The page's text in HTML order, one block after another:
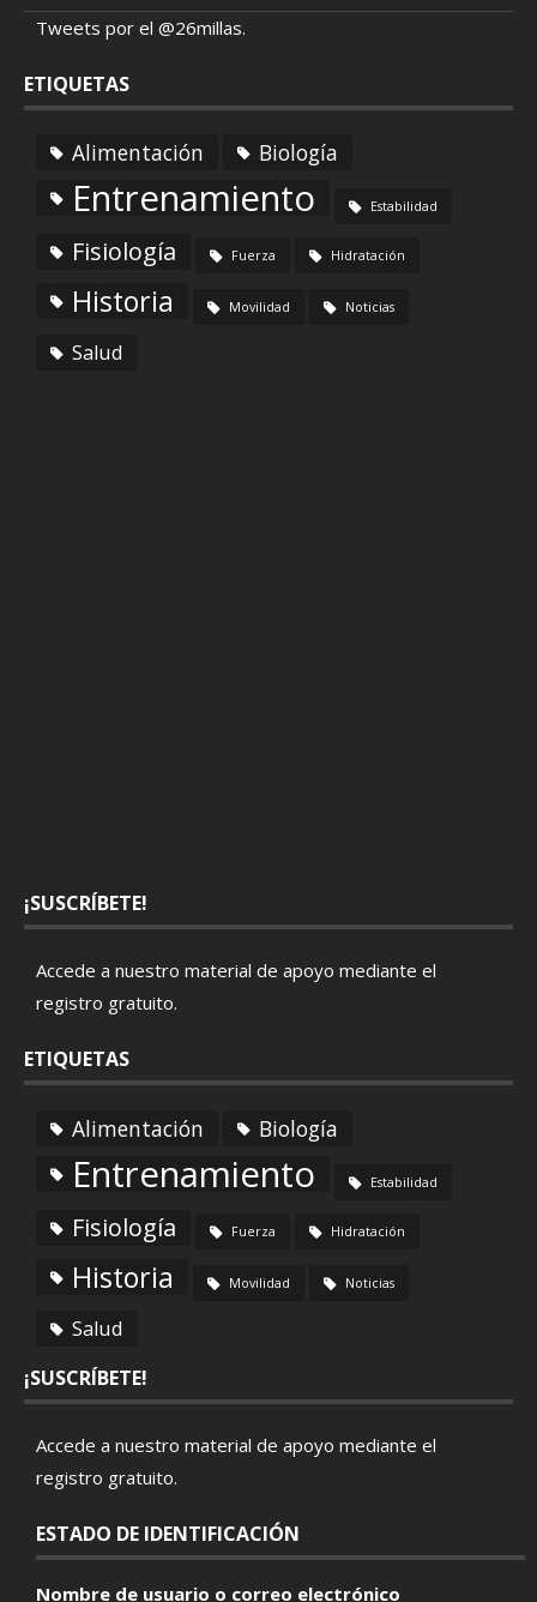
Tweets por el @26millas.
ETIQUETAS
Alimentación Biología
Entrenamiento Estabilidad
Fisiología Fuerza Hidratación
Historia Movilidad Noticias
Salud
¡SUSCRÍBETE!
Accede a nuestro material de apoyo mediante el
registro gratuito.
ETIQUETAS
Alimentación Biología
Entrenamiento Estabilidad
Fisiología Fuerza Hidratación
Historia Movilidad Noticias
Salud
¡SUSCRÍBETE!
Accede a nuestro material de apoyo mediante el
registro gratuito.
ESTADO DE IDENTIFICACIÓN
Nombre de usuario o correo electrónico